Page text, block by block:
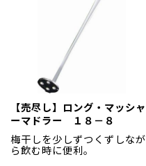
【売尽し】ロング・マッシャ
ーマドラー １８－８
梅干しを少しずつくずしなが
ら飲む時に便利。